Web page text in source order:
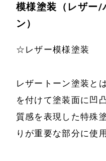
模様塗装（レザー
ン）
☆レザー模様塗装
レザートーン塗装と
を付けて塗装面に凹
質感を表現した特殊
りが重要な部分に使